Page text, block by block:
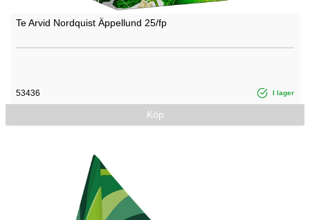
Te Arvid Nordquist Äppellund 25/fp
53436 I lager
Köp